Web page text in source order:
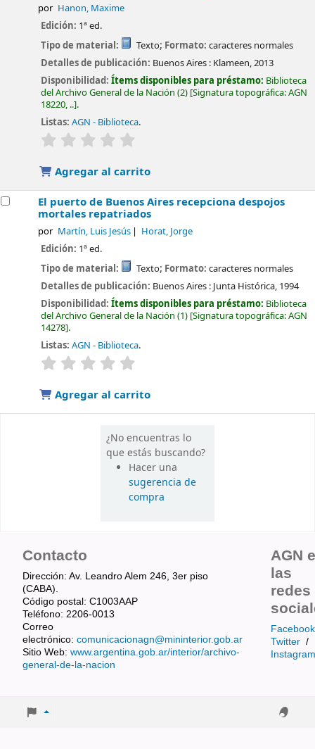
por Hanon, Maxime
Edición: 1ª ed.
Tipo de material:
Texto; Formato: caracteres normales
Detalles de publicación: Buenos Aires : Klameen,2013
Disponibilidad:Ítems disponibles para préstamo: Biblioteca
del Archivo General de la Nación (2) Signatura topográfica:AGN
18220, .. .
Listas: AGN - Biblioteca.
valoración
Agregar al carrito
El puerto de Buenos Aires recepciona despojos
mortales repatriados
por Martín, Luis Jesús Horat, Jorge
Edición: 1ª ed.
Tipo de material:
Texto; Formato: caracteres normales
Detalles de publicación: Buenos Aires : Junta Histórica, 1994
Disponibilidad:Ítems disponibles para préstamo: Biblioteca
del Archivo General de la Nación (1) Signatura topográfica:AGN
14278 .
Listas: AGN - Biblioteca.
valoración
Agregar al carrito
¿No encuentras lo
que estás buscando?
Hacer una
sugerencia de
compra
Contacto
Dirección: Av. Leandro Alem 246, 3er piso
(CABA).
Código postal: C1003AAP
Teléfono: 2206-0013
Correo
electrónico: comunicacionagn@mininterior.gob.ar
Sitio Web: www.argentina.gob.ar/interior/archivo-
general-de-la-nacion
AGN
las
redes
Facebook
Twitter /
Instagram